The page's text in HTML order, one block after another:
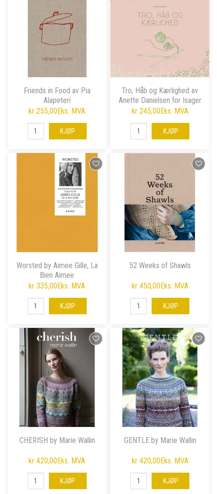
Friends in Food av Pia
Alapeteri
kr 255,00Eks. MVA
KJØP
Tro, Håb og Kærlighed av
Anette Danielsen for Isager
kr 245,00Eks. MVA
KJØP
Worsted by Aimee Gille, La
Bien Aimee
kr 335,00Eks. MVA
KJØP
52 Weeks of Shawls
kr 450,00Eks. MVA
KJØP
CHERISH by Marie Wallin
kr 420,00Eks. MVA
KJØP
GENTLE by Marie Wallin
kr 420,00Eks. MVA
KJØP